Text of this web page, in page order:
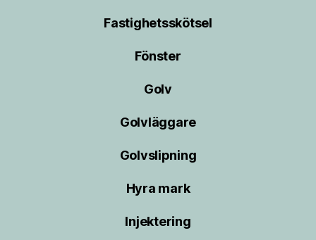
Fastighetsskötsel
Fönster
Golv
Golvläggare
Golvslipning
Hyra mark
Injektering